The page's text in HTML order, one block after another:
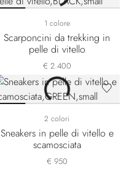
1 colore
Scarponcini da trekking in
pelle di vitello
€ 2.400
2 colori
Sneakers in pelle di vitello e
scamosciata
€ 950